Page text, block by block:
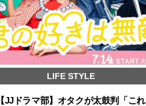
LIFE STYLE
【JJドラマ部】オタクが太鼓判「これ